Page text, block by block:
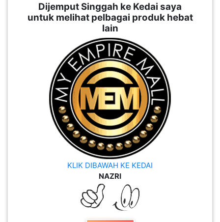
Dijemput Singgah ke Kedai saya
untuk melihat pelbagai produk hebat
lain
KLIK DIBAWAH KE KEDAI
NAZRI